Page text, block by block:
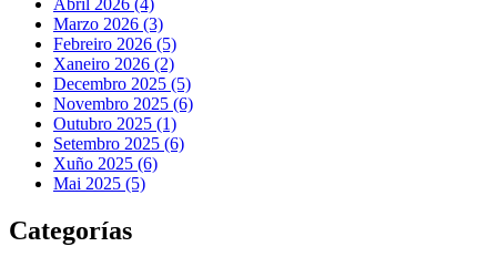
Abril 2026 (4)
Marzo 2026 (3)
Febreiro 2026 (5)
Xaneiro 2026 (2)
Decembro 2025 (5)
Novembro 2025 (6)
Outubro 2025 (1)
Setembro 2025 (6)
Xuño 2025 (6)
Mai 2025 (5)
Categorías